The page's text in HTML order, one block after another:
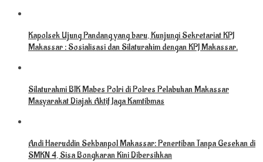
Kapolsek Ujung Pandang yang baru, Kunjungi Sekretariat KPJ
Makassar : Sosialisasi dan Silaturahim dengan KPJ Makassar.
Silaturahmi BIK Mabes Polri di Polres Pelabuhan Makassar
Masyarakat Diajak Aktif Jaga Kamtibmas
Andi Haeruddin Sekbanpol Makassar: Penertiban Tanpa Gesekan di
SMKN 4, Sisa Bongkaran Kini Dibersihkan